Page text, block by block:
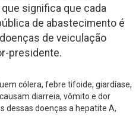
significa que cada
de abastecimento é
de veiculação
presidente.
cólera, febre tifoide, giardíase,
diarreia, vômito e dor
dessas doenças a hepatite A,